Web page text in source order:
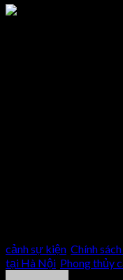
cảnh sự kiện Chính
tại Hà Nội Phong thủy